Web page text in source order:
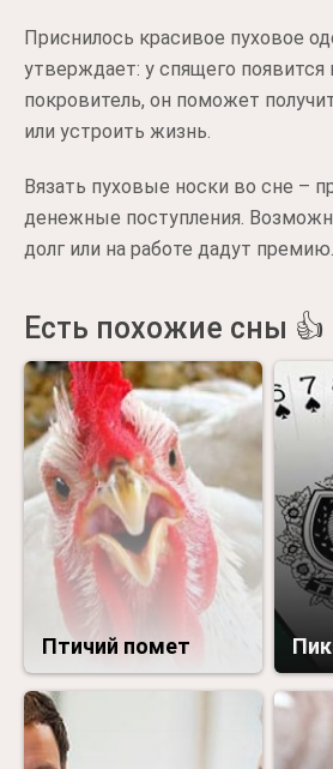
Приснилось красивое пуховое
утверждает: у спящего появится
покровитель, он поможет
или устроить жизнь.
Вязать пуховые носки во сне –
денежные поступления.
долг или на работе дадут премию.
Есть похожие сны 👍
Птичий помет